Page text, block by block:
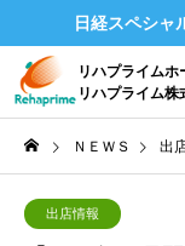
日経スペシャ
リハプライム
リハプライム株
ＮＥＷＳ 出
出店情報